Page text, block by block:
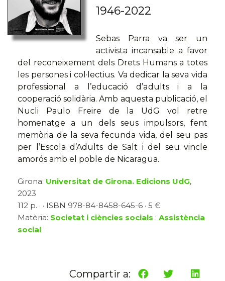
1946-2022
Sebas Parra va ser un
activista incansable a favor
del reconeixement dels Drets Humans a totes
les persones i col·lectius. Va dedicar la seva vida
professional a l’educació d’adults i a la
cooperació solidària. Amb aquesta publicació, el
Nucli Paulo Freire de la UdG vol retre
homenatge a un dels seus impulsors, fent
memòria de la seva fecunda vida, del seu pas
per l’Escola d’Adults de Salt i del seu vincle
amorós amb el poble de Nicaragua.
Girona: Universitat de Girona. Edicions UdG,
2023
112 p. · · ISBN 978-84-8458-645-6 · 5 €
Matèria: Societat i ciències socials : Assistència
social
Compartir a: